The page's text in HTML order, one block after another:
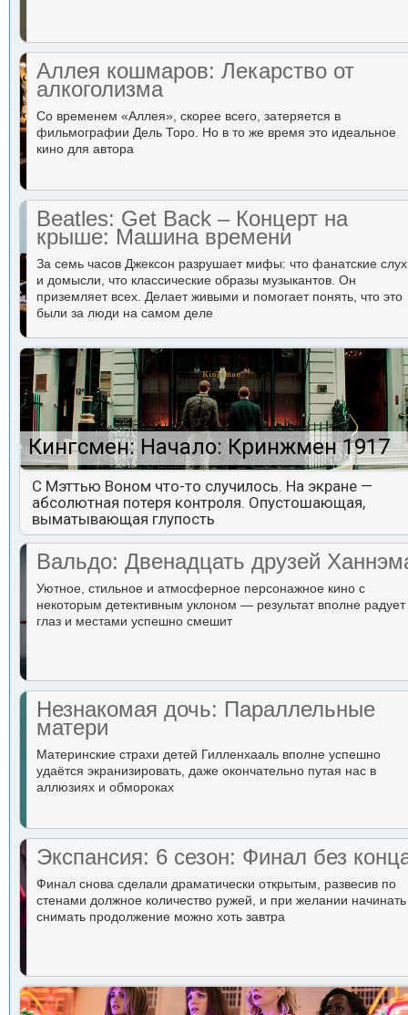
Аллея кошмаров: Лекарство от
алкоголизма
Со временем «Аллея», скорее всего, затеряется в
фильмографии Дель Торо. Но в то же время это идеальное
кино для автора
Beatles: Get Back – Концерт на
крыше: Машина времени
За семь часов Джексон разрушает мифы: что фанатские
и домысли, что классические образы музыкантов. Он
приземляет всех. Делает живыми и помогает понять, что это
были за люди на самом деле
Кингсмен: Начало: Кринжмен 1917
С Мэттью Воном что-то случилось. На экране —
абсолютная потеря контроля. Опустошающая,
выматывающая глупость
Вальдо: Двенадцать друзей
Уютное, стильное и атмосферное персонажное кино с
некоторым детективным уклоном — результат вполне радует
глаз и местами успешно смешит
Незнакомая дочь: Параллельные
матери
Материнские страхи детей Гилленхааль вполне успешно
удаётся экранизировать, даже окончательно путая нас в
аллюзиях и обмороках
Экспансия: 6 сезон: Финал без
Финал снова сделали драматически открытым, развесив по
стенами должное количество ружей, и при желании начинать
снимать продолжение можно хоть завтра